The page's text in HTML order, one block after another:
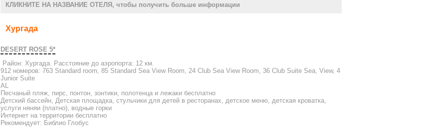
КЛИКНИТЕ НА НАЗВАНИЕ ОТЕЛЯ, чтобы получить больше информации
Хургада
DESERT ROSE 5*
Район: Хургада. Расстояние до аэропорта: 12 км.
912 номеров: 763 Standard room, 85 Standard Sea View Room, 24 Club Sea View Room, 36 Club Suite Sea, View, 4
Junior Suite
AL
Песчаный пляж, пирс, понтон, зонтики, полотенца и лежаки бесплатно
Детский бассейн, Детская площадка, стульчики для детей в ресторанах, детское меню, детская кроватка,
услуги няняи (платно), водные горки
Интернет на территории бесплатно
Рекомендует: Библио Глобус